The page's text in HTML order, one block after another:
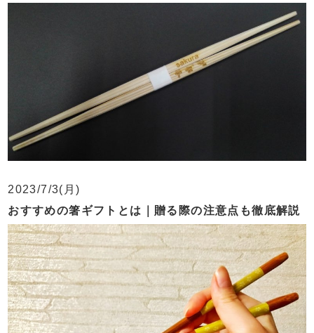
2023/7/3(月)
おすすめの箸ギフトとは｜贈る際の注意点も徹底解説